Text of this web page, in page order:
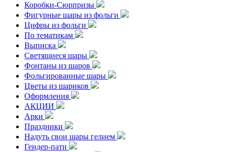
Коробки-Сюрпризы
Фигурные шары из фольги
Цифры из фольги
По тематикам
Выписка
Светящиеся шары
Фонтаны из шаров
Фольгированные шары
Цветы из шариков
Оформления
АКЦИИ
Арки
Праздники
Надуть свои шары гелием
Гендер-пати